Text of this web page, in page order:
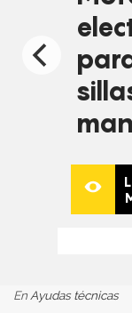
En Ayudas técnicas